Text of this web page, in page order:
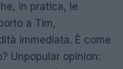
in pratica, le
a Tim,
immediata. È come
Unpopular opinion: